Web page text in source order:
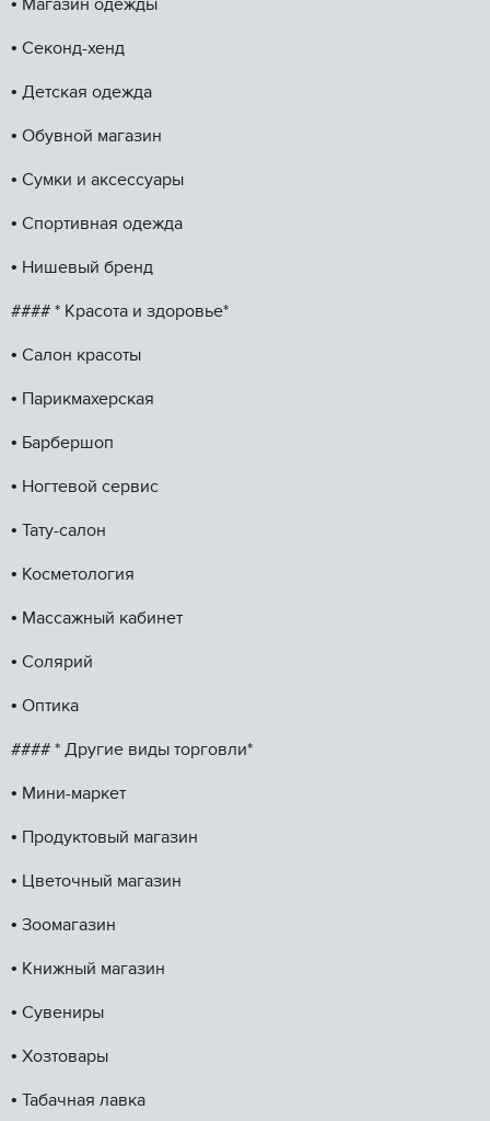
•⁠ ⁠Магазин одежды
•⁠ ⁠Секонд-хенд
•⁠ ⁠Детская одежда
•⁠ ⁠Обувной магазин
•⁠ ⁠Сумки и аксессуары
•⁠ ⁠Спортивная одежда
•⁠ ⁠Нишевый бренд
#### * Красота и здоровье*
•⁠ ⁠Салон красоты
•⁠ ⁠Парикмахерская
•⁠ ⁠Барбершоп
•⁠ ⁠Ногтевой сервис
•⁠ ⁠Тату-салон
•⁠ ⁠Косметология
•⁠ ⁠Массажный кабинет
•⁠ ⁠Солярий
•⁠ ⁠Оптика
#### * Другие виды торговли*
•⁠ ⁠Мини-маркет
•⁠ ⁠Продуктовый магазин
•⁠ ⁠Цветочный магазин
•⁠ ⁠Зоомагазин
•⁠ ⁠Книжный магазин
•⁠ ⁠Сувениры
•⁠ ⁠Хозтовары
•⁠ ⁠Табачная лавка